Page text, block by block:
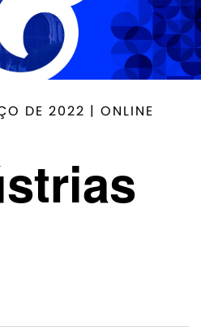
DE 2022 | ONLINE